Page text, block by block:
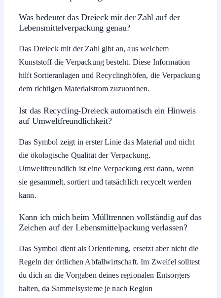
Was bedeutet das Dreieck mit der Zahl auf der
Lebensmittelverpackung genau?
Das Dreieck mit der Zahl gibt an, aus welchem
Kunststoff die Verpackung besteht. Diese Information
hilft Sortieranlagen und Recyclinghöfen, die Verpackung
dem richtigen Materialstrom zuzuordnen.
Ist das Recycling-Dreieck automatisch ein Hinweis
auf Umweltfreundlichkeit?
Das Symbol zeigt in erster Linie das Material und nicht
die ökologische Qualität der Verpackung.
Umweltfreundlich ist eine Verpackung erst dann, wenn
sie gesammelt, sortiert und tatsächlich recycelt werden
kann.
Kann ich mich beim Mülltrennen vollständig auf das
Zeichen auf der Lebensmittelpackung verlassen?
Das Symbol dient als Orientierung, ersetzt aber nicht die
Regeln der örtlichen Abfallwirtschaft. Im Zweifel solltest
du dich an die Vorgaben deines regionalen Entsorgers
halten, da Sammelsysteme je nach Region